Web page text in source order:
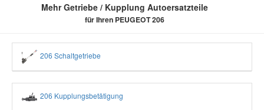
Mehr Getriebe / Kupplung Autoersatzteile
für Ihren PEUGEOT 206
206 Schaltgetriebe
206 Kupplungsbetätigung